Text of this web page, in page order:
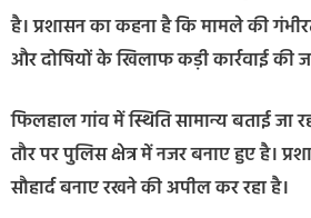
है। प्रशासन का कहना है कि मामले की
और दोषियों के खिलाफ कड़ी कार्रवाई की
फिलहाल गांव में स्थिति सामान्य बताई जा
तौर पर पुलिस क्षेत्र में नजर बनाए हुए है।
सौहार्द बनाए रखने की अपील कर रहा है।